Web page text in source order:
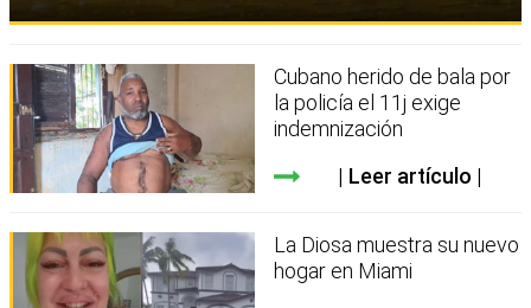
Cubano herido de bala por
la policía el 11j exige
indemnización
Leer artículo
La Diosa muestra su nuevo
hogar en Miami